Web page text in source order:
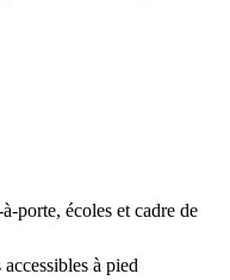
porte, écoles et cadre de
à pied